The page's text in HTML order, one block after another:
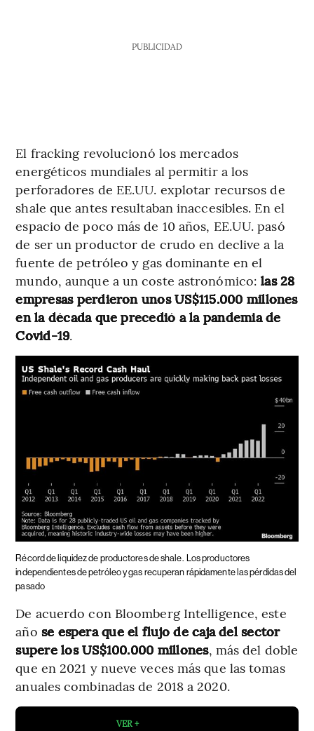
PUBLICIDAD
El fracking revolucionó los mercados
energéticos mundiales al permitir a los
perforadores de EE.UU. explotar recursos de
shale que antes resultaban inaccesibles. En el
espacio de poco más de 10 años, EE.UU. pasó
de ser un productor de crudo en declive a la
fuente de petróleo y gas dominante en el
mundo, aunque a un coste astronómico:las 28
empresas perdieron unos US$115.000 millones
en la década que precedió a la pandemia de
Covid-19.
Récord de liquidez de productores de shale. Los productores
independientes de petróleo y gas recuperan rápidamente las pérdidas del
pasado
De acuerdo con Bloomberg Intelligence, este
año se espera que el flujo de caja del sector
supere los US$100.000 millones, más del doble
que en 2021 y nueve veces más que las tomas
anuales combinadas de 2018 a 2020.
VER +